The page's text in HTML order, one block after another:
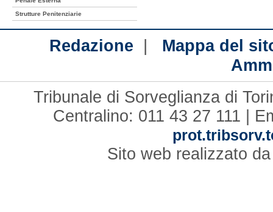
Strutture Penitenziarie
Redazione | Mappa del
Tribunale di Sorveglianza di
Centralino: 011 43 27 111 |
Sito web realizzato